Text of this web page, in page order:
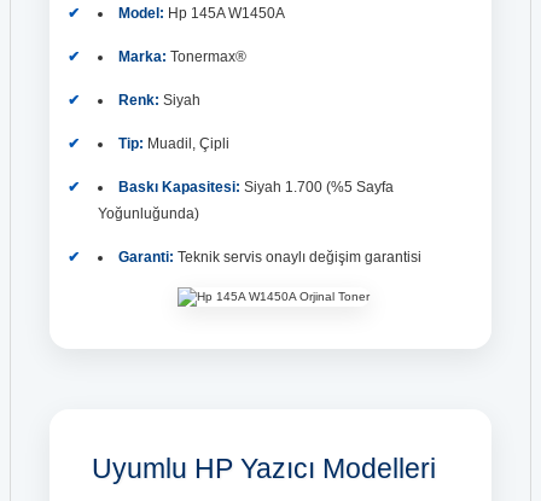
Model: Hp 145A W1450A
Marka: Tonermax®
Renk: Siyah
Tip: Muadil, Çipli
Baskı Kapasitesi: Siyah 1.700 (%5 Sayfa
Yoğunluğunda)
Garanti: Teknik servis onaylı değişim garantisi
Uyumlu HP Yazıcı Modelleri